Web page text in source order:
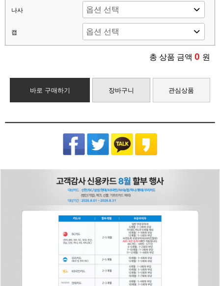
나사
캡
총 상품 금액 0 원
바로 구매하기 장바구니 관심상품